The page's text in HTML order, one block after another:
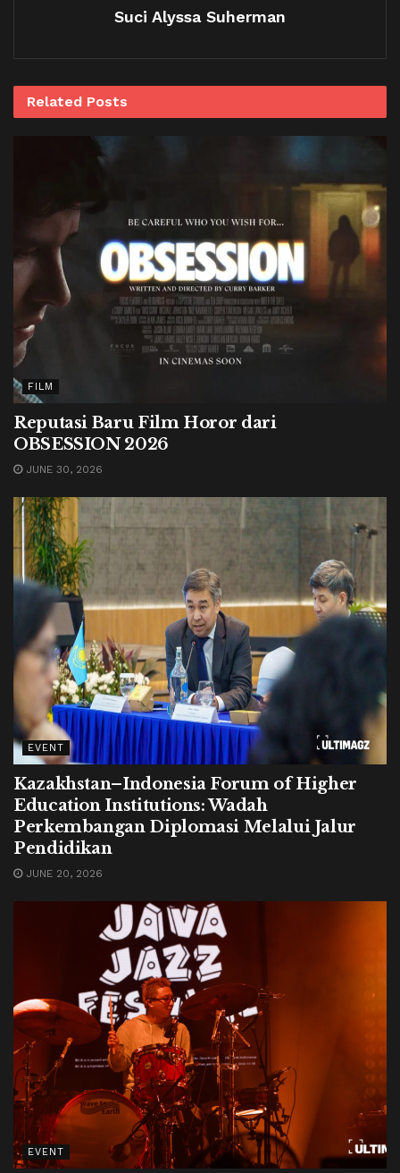
Suci Alyssa Suherman
Related Posts
FILM
Reputasi Baru Film Horor dari
OBSESSION 2026
JUNE 30, 2026
EVENT
Kazakhstan–Indonesia Forum of Higher
Education Institutions: Wadah
Perkembangan Diplomasi Melalui Jalur
Pendidikan
JUNE 20, 2026
EVENT